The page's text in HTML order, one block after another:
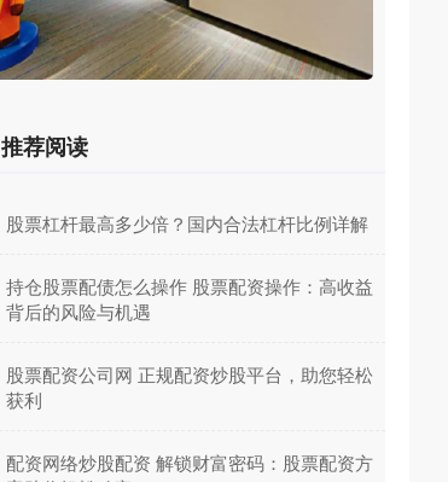
推荐阅读
​股票杠杆最高多少倍？国内合法杠杆比例详解
​持仓股票配债怎么操作 股票配资操作：高收益
背后的风险与机遇
​股票配资公司网 正规配资炒股平台，助您轻松
获利
​配资网络炒股配资 解锁财富密码：股票配资方